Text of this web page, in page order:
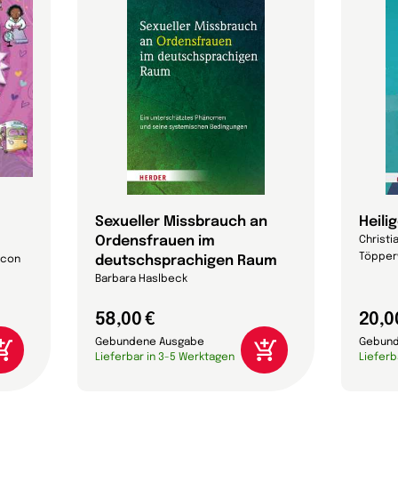
Sexueller Missbrauch an
Ordensfrauen im
deutschsprachigen Raum
Barbara Haslbeck
58,00 €
Gebundene Ausgabe
Lieferbar in 3-5 Werktagen